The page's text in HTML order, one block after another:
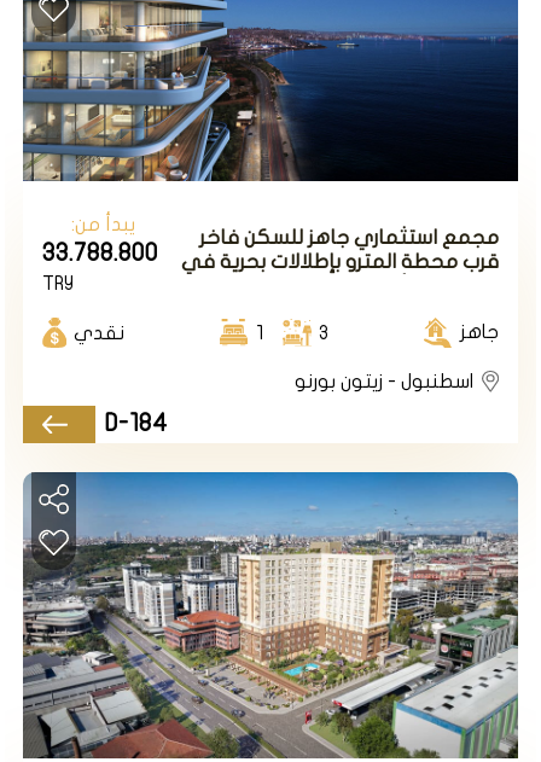
مجمع استثماري جاهز للسكن فاخر
قرب محطة المترو بإطلالات بحرية في
يبدأ من:
33.788.800
TRY
جاهز 3
1 نقدي
اسطنبول - زيتون بورنو
D-184